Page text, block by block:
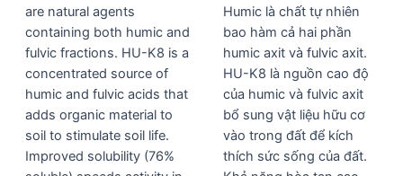
are natural agents
containing both humic and
fulvic fractions. HU-K8 is a
concentrated source of
humic and fulvic acids that
adds organic material to
soil to stimulate soil life.
Improved solubility (76%
Humic là chất tự nhiên
bao hàm cả hai phần
humic axit và fulvic axit.
HU-K8 là nguồn cao độ
của humic và fulvic axit
bổ sung vật liệu hữu cơ
vào trong đất để kích
thích sức sống của đất.